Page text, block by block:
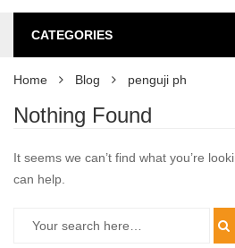
CATEGORIES
Home Blog penguji ph
Nothing Found
It seems we can’t find what you’re
can help.